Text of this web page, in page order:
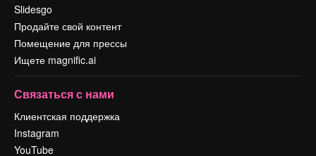
Slidesgo
Продайте свой контент
Помещение для прессы
Ищете magnific.ai
Связаться с нами
Клиентская поддержка
Instagram
YouTube